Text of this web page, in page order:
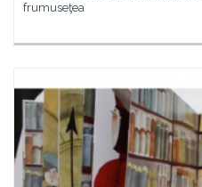
frumuseţea